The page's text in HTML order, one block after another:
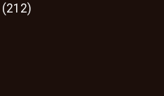
(212)